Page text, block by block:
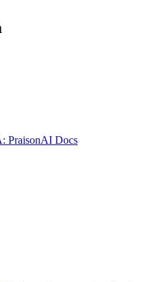
PraisonAI Docs